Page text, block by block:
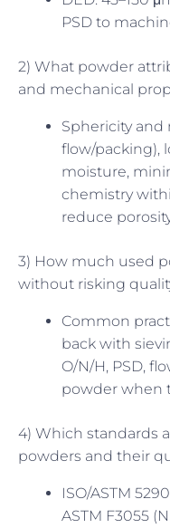
PSD to
2) What powder
and mechanical
Sphericity and
flow/packing),
moisture,
chemistry
reduce
3) How much used
without risking
Common
back with
O/N/H, PSD,
powder when
4) Which standards
powders and their
ISO/ASTM
ASTM F3055